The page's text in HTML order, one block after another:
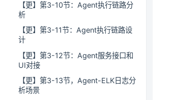
【更】第3-10节：Agent执行链路分
析
【更】第3-11节：Agent执行链路设
计
【更】第3-12节：Agent服务接口和
UI对接
【更】第3-13节，Agent-ELK日志分
析场景